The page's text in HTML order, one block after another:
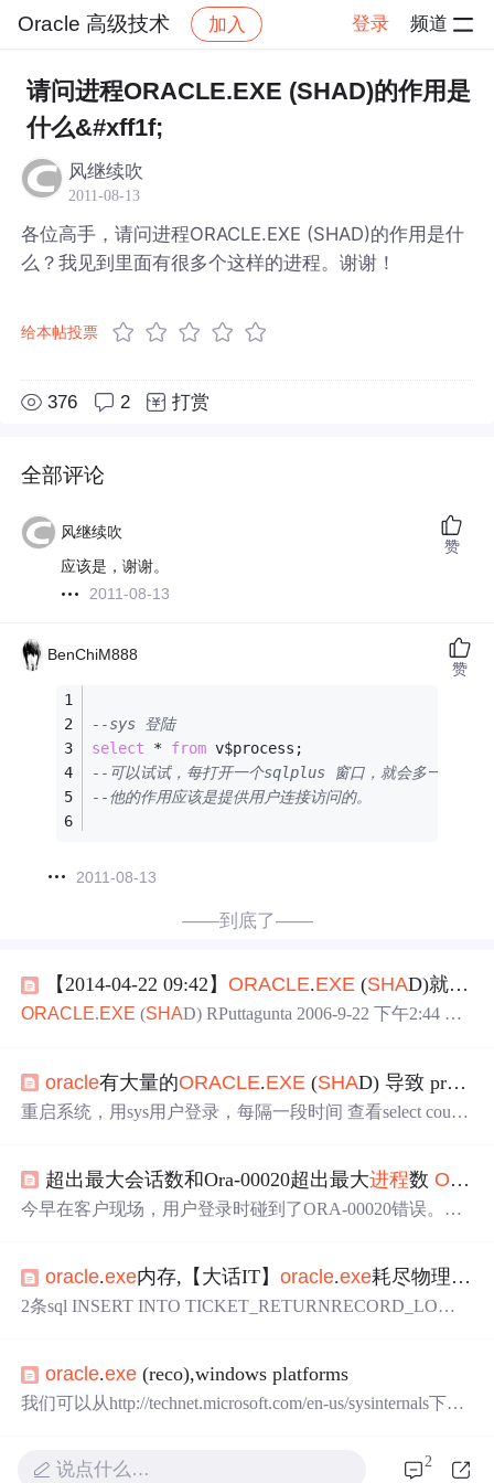
Oracle 高级技术 加入 登录 频道
社区 Oracle 高级技术 帖子详情
请问进程ORACLE.EXE (SHAD)的作用是
什么&#xff1f;
风继续吹
2011-08-13
各位高手，请问进程ORACLE.EXE (SHAD)的作用是什
么？我见到里面有很多个这样的进程。谢谢！
给本帖投票
376 2 打赏
全部评论
风继续吹
应该是，谢谢。
2011-08-13
赞
BenChiM888
--sys 登陆
select
* from v$process;
--可以试试，每打开一个sqlplus 窗口，就会多一个
--他的作用应该是提供用户连接访问的。
2011-08-13
赞
——到底了——
【2014-04-22 09:42】 ORACLE.EXE (SHAD)就是
ORACLE.EXE (SHAD) RPuttagunta 2006-9-22 下午2:44 Hi,
2.0.1.0 o
oracle有大量的ORACLE.EXE (SHAD) 导致 process耗尽
重启系统，用sys用户登录，每隔一段时间 查看select count
最后停掉arcgis，process一下子降下来了。oracle有大量的
ORACLE .EXE( SHA D) 导致 process耗尽，导致应用系统
超出最大会话数和Ora-00020超出最大进程数 ORACLE
今早在客户现场，用户登录时碰到了ORA-00020错误。感
R2。 重启数...
oracle.exe内存,【大话IT】oracle.exe耗尽物理内存
2条sql INSERT INTO TICKET_RETURNRECORD_LO
oracle.exe (reco),windows platforms
我们可以从http://technet.microsoft.com/en-us/sysinternals下载
括进程管探测器(Process Explorer)、Regmon等。这里我们
说点什么… 2